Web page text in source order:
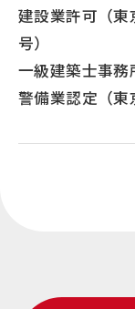
建設業許可（
号）
一級建築士事
警備業認定（